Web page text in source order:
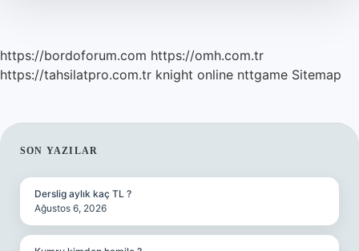
https://bordoforum.com https://omh.com.tr
https://tahsilatpro.com.tr knight online nttgame Sitemap
SIDEBAR
SON YAZILAR
Derslig aylık kaç TL ?
Ağustos 6, 2026